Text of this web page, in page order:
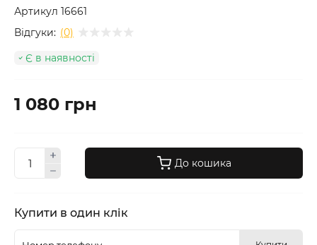
Артикул 16661
Відгуки: (0)
Є в наявності
1 080 грн
До кошика
Купити в один клік